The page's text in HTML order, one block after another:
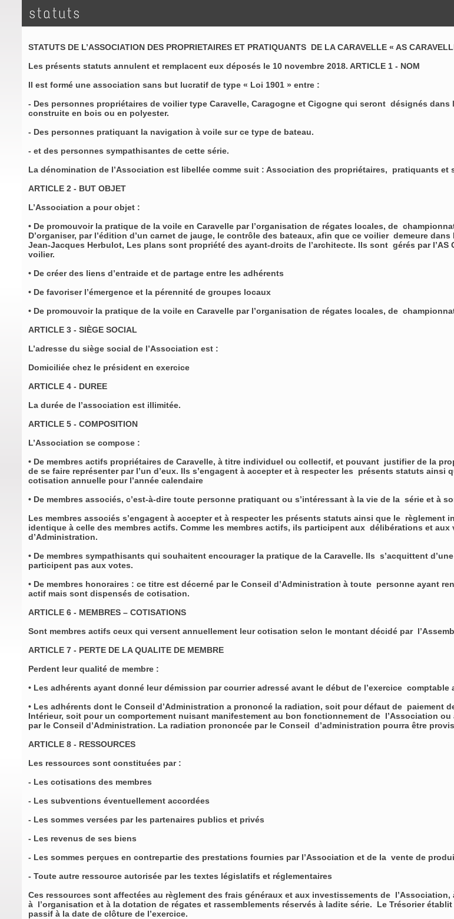
statuts
STATUTS DE L’ASSOCIATION DES PROPRIETAIRES ET PRATIQUANTS DE LA CARAVELLE « AS
Les présents statuts annulent et remplacent eux déposés le 10 novembre 2018. ARTICLE 1 - NOM
Il est formé une association sans but lucratif de type « Loi 1901 » entre :
- Des personnes propriétaires de voilier type Caravelle, Caragogne et Cigogne qui seront désignés
construite en bois ou en polyester.
- Des personnes pratiquant la navigation à voile sur ce type de bateau.
- et des personnes sympathisantes de cette série.
La dénomination de l’Association est libellée comme suit : Association des propriétaires, pratiquants et
ARTICLE 2 - BUT OBJET
L’Association a pour objet :
• De promouvoir la pratique de la voile en Caravelle par l’organisation de régates locales, de
D’organiser, par l’édition d’un carnet de jauge, le contrôle des bateaux, afin que ce voilier demeure
Jean-Jacques Herbulot, Les plans sont propriété des ayant-droits de l’architecte. Ils sont gérés par
voilier.
• De créer des liens d’entraide et de partage entre les adhérents
• De favoriser l’émergence et la pérennité de groupes locaux
• De promouvoir la pratique de la voile en Caravelle par l’organisation de régates locales, de
ARTICLE 3 - SIÈGE SOCIAL
L’adresse du siège social de l’Association est :
Domiciliée chez le président en exercice
ARTICLE 4 - DUREE
La durée de l’association est illimitée.
ARTICLE 5 - COMPOSITION
L’Association se compose :
• De membres actifs propriétaires de Caravelle, à titre individuel ou collectif, et pouvant justifier de la
de se faire représenter par l’un d’eux. Ils s’engagent à accepter et à respecter les présents statuts
cotisation annuelle pour l’année calendaire
• De membres associés, c’est-à-dire toute personne pratiquant ou s’intéressant à la vie de la série et à
Les membres associés s’engagent à accepter et à respecter les présents statuts ainsi que le
identique à celle des membres actifs. Comme les membres actifs, ils participent aux délibérations et
d’Administration.
• De membres sympathisants qui souhaitent encourager la pratique de la Caravelle. Ils s’acquittent
participent pas aux votes.
• De membres honoraires : ce titre est décerné par le Conseil d’Administration à toute personne ayant
actif mais sont dispensés de cotisation.
ARTICLE 6 - MEMBRES – COTISATIONS
Sont membres actifs ceux qui versent annuellement leur cotisation selon le montant décidé par
ARTICLE 7 - PERTE DE LA QUALITE DE MEMBRE
Perdent leur qualité de membre :
• Les adhérents ayant donné leur démission par courrier adressé avant le début de l’exercice comptable
• Les adhérents dont le Conseil d’Administration a prononcé la radiation, soit pour défaut de
Intérieur, soit pour un comportement nuisant manifestement au bon fonctionnement de l’Association
par le Conseil d’Administration. La radiation prononcée par le Conseil d’administration pourra être
ARTICLE 8 - RESSOURCES
Les ressources sont constituées par :
- Les cotisations des membres
- Les subventions éventuellement accordées
- Les sommes versées par les partenaires publics et privés
- Les revenus de ses biens
- Les sommes perçues en contrepartie des prestations fournies par l’Association et de la vente de
- Toute autre ressource autorisée par les textes législatifs et réglementaires
Ces ressources sont affectées au règlement des frais généraux et aux investissements de
à l’organisation et à la dotation de régates et rassemblements réservés à ladite série. Le Trésorier
passif à la date de clôture de l’exercice.